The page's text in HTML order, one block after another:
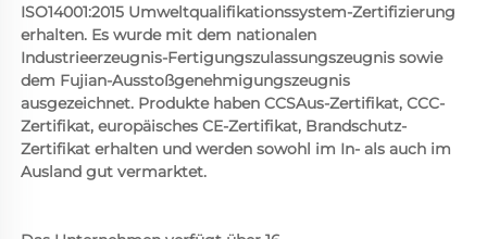
ISO14001:2015 Umweltqualifikationssystem-Zertifizierung
erhalten. Es wurde mit dem nationalen
Industrieerzeugnis-Fertigungszulassungszeugnis sowie
dem Fujian-Ausstoßgenehmigungszeugnis
ausgezeichnet. Produkte haben CCSAus-Zertifikat, CCC-
Zertifikat, europäisches CE-Zertifikat, Brandschutz-
Zertifikat erhalten und werden sowohl im In- als auch im
Ausland gut vermarktet.